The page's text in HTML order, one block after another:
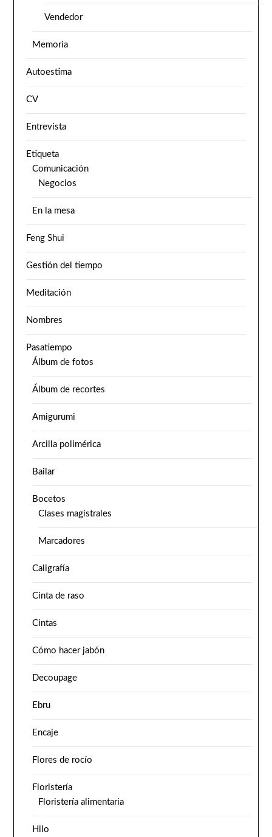
Vendedor
Memoria
Autoestima
CV
Entrevista
Etiqueta
Comunicación
Negocios
En la mesa
Feng Shui
Gestión del tiempo
Meditación
Nombres
Pasatiempo
Álbum de fotos
Álbum de recortes
Amigurumi
Arcilla polimérica
Bailar
Bocetos
Clases magistrales
Marcadores
Caligrafía
Cinta de raso
Cintas
Cómo hacer jabón
Decoupage
Ebru
Encaje
Flores de rocío
Floristería
Floristería alimentaria
Hilo